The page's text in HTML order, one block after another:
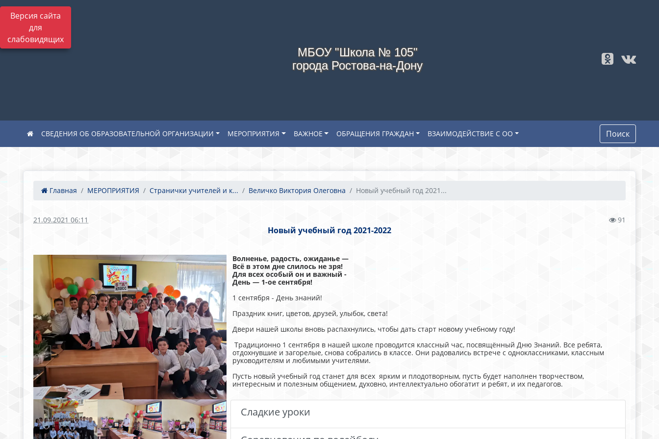
Версия сайта
для
слабовидящих
МБОУ "Школа № 105"
города Ростова-на-Дону
СВЕДЕНИЯ ОБ ОБРАЗОВАТЕЛЬНОЙ ОРГАНИЗАЦИИ МЕРОПРИЯТИЯ ВАЖНОЕ ОБРАЩЕНИЯ ГРАЖДАН ВЗАИМОДЕЙСТВИЕ С ОО Поиск
Главная МЕРОПРИЯТИЯ Странички учителей и к... Величко Виктория Олеговна Новый учебный год 2021...
21.09.2021 06:11 91
Новый учебный год 2021-2022
Волненье, радость, ожиданье —
Всё в этом дне слилось не зря!
Для всех особый он и важный -
День — 1-ое сентября!
1 сентября - День знаний!
Праздник книг, цветов, друзей, улыбок, света!
Двери нашей школы вновь распахнулись, чтобы дать старт новому учебному году!
Традиционно 1 сентября в нашей школе проводится классный час, посвящённый Дню Знаний. Все ребята,
отдохнувшие и загорелые, снова собрались в классе. Они радовались встрече с одноклассниками, классным
руководителям и любимыми учителями.
Пусть новый учебный год станет для всех ярким и плодотворным, пусть будет наполнен творчеством,
интересным и полезным общением, духовно, интеллектуально обогатит и ребят, и их педагогов.
Сладкие уроки